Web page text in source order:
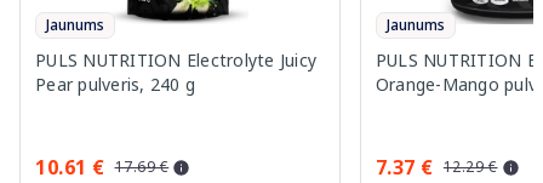
Jaunums
PULS NUTRITION Electrolyte Juicy
Pear pulveris, 240 g
10.61 € 17.69 €
Jaunums
PULS NUTRITION
Orange-Mango
7.37 € 12.29 €